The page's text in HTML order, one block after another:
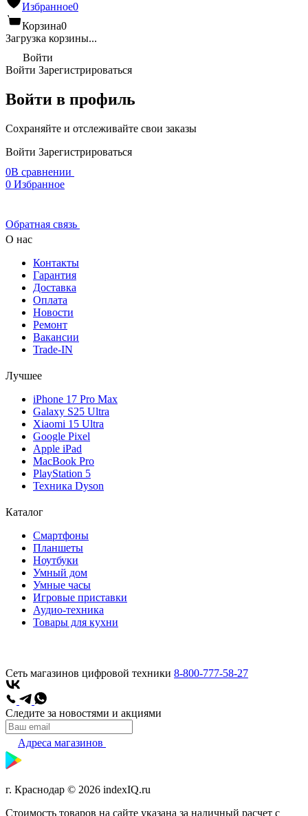
Избранное0
Корзина0
Загрузка корзины...
Войти
Войти Зарегистрироваться
Войти в профиль
Сохраняйте и отслеживайте свои заказы
Войти Зарегистрироваться
0В сравнении
0 Избранное
Обратная связь
О нас
Контакты
Гарантия
Доставка
Оплата
Новости
Ремонт
Вакансии
Trade-IN
Лучшее
iPhone 17 Pro Max
Galaxy S25 Ultra
Xiaomi 15 Ultra
Google Pixel
Apple iPad
MacBook Pro
PlayStation 5
Техника Dyson
Каталог
Смартфоны
Планшеты
Ноутбуки
Умный дом
Умные часы
Игровые приставки
Аудио-техника
Товары для кухни
Сеть магазинов цифровой техники 8-800-777-58-27
Следите за новостями и акциями
Адреса магазинов
г. Краснодар © 2026 indexIQ.ru
Стоимость товаров на сайте указана за наличный расчет с